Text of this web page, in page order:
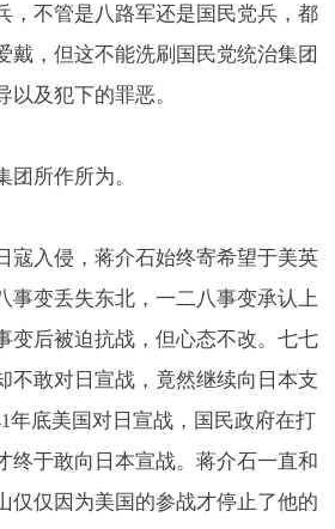
，不管是八路军还是国民党兵，都
戴，但这不能洗刷国民党统治集团
以及犯下的罪恶。
所作所为。
寇入侵，蒋介石始终寄希望于美英
事变丢失东北，一二八事变承认上
变后被迫抗战，但心态不改。七七
不敢对日宣战，竟然继续向日本支
年底美国对日宣战，国民政府在打
终于敢向日本宣战。蒋介石一直和
仅仅因为美国的参战才停止了他的